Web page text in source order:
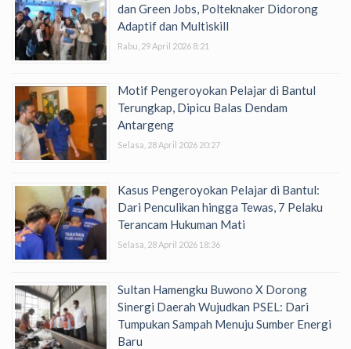
dan Green Jobs, Polteknaker Didorong
Adaptif dan Multiskill
Rabu, 29 April 2026 8:21
Motif Pengeroyokan Pelajar di Bantul
Terungkap, Dipicu Balas Dendam
Antargeng
Selasa, 28 April 2026 20:27
Kasus Pengeroyokan Pelajar di Bantul:
Dari Penculikan hingga Tewas, 7 Pelaku
Terancam Hukuman Mati
Selasa, 28 April 2026 18:36
Sultan Hamengku Buwono X Dorong
Sinergi Daerah Wujudkan PSEL: Dari
Tumpukan Sampah Menuju Sumber Energi
Baru